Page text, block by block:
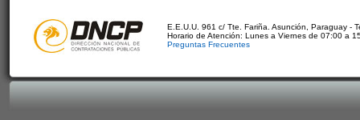
E.E.U.U. 961 c/ Tte. Fariña. Asunción, Paraguay -
Horario de Atención: Lunes a Viernes de 07:00 a
Preguntas Frecuentes